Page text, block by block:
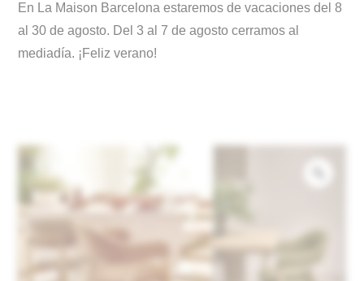
En La Maison Barcelona estaremos de vacaciones del 8
al 30 de agosto. Del 3 al 7 de agosto cerramos al
mediadía. ¡Feliz verano!